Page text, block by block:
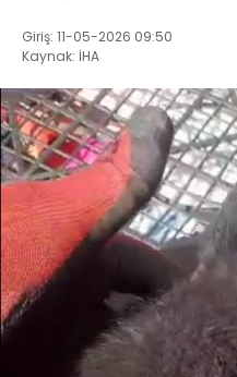
Giriş: 11-05-2026 09:50
Kaynak: İHA